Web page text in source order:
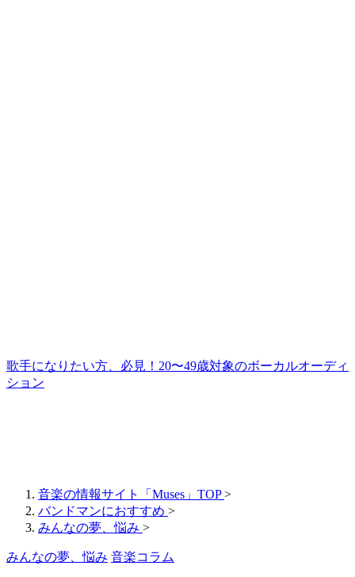
歌手になりたい方、必見！20〜49歳対象のボーカルオーディ
ション
音楽の情報サイト「Muses」TOP >
バンドマンにおすすめ >
みんなの夢、悩み >
みんなの夢、悩み 音楽コラム